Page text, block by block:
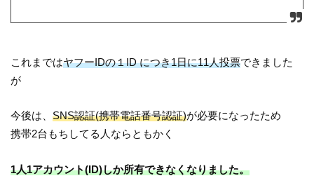
これまではヤフーIDの１ID につき1日に11人投票できました
が
今後は、SNS認証(携帯電話番号認証)が必要になったため
携帯2台もちしてる人ならともかく
1人1アカウント(ID)しか所有できなくなりました。